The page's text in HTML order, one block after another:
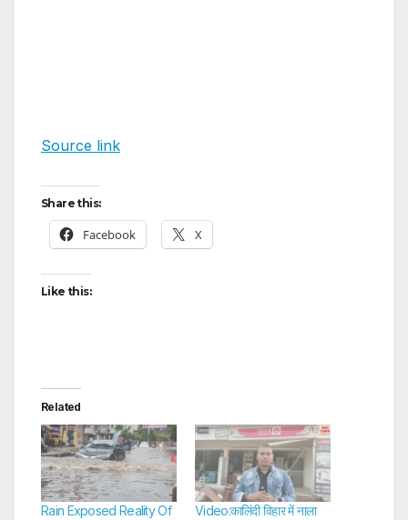
Source link
Share this:
Facebook X
Like this:
Related
Rain Exposed Reality Of
Video:कालिंदी विहार में नाला